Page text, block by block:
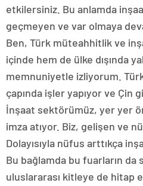
etkilersiniz. Bu anlamda
geçmeyen ve var olmaya
Ben, Türk müteahhitlik ve
içinde hem de ülke dışında
memnuniyetle izliyorum.
çapında işler yapıyor ve Çin
İnşaat sektörümüz, yer yer
imza atıyor. Biz, gelişen ve
Dolayısıyla nüfus arttıkça
Bu bağlamda bu fuarların da
uluslararası kitleye de hitap